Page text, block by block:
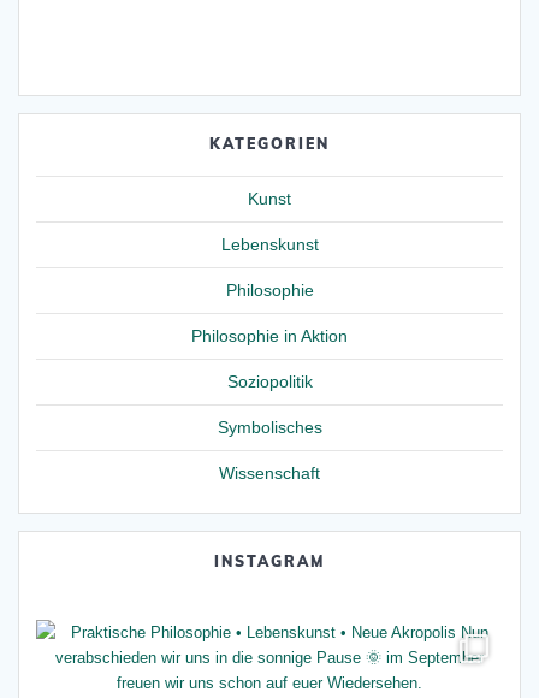
KATEGORIEN
Kunst
Lebenskunst
Philosophie
Philosophie in Aktion
Soziopolitik
Symbolisches
Wissenschaft
INSTAGRAM